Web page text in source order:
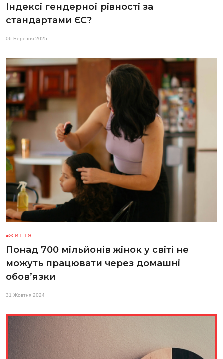
Індексі гендерної рівності за
стандартами ЄС?
06 Березня 2025
ЖИТТЯ
Понад 700 мільйонів жінок у світі не
можуть працювати через домашні
обов’язки
31 Жовтня 2024